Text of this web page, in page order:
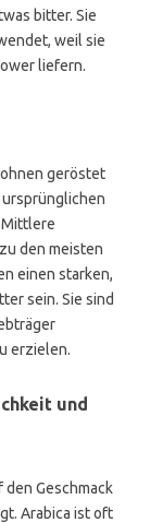
bitter. Sie
weil sie
liefern.
geröstet
Mittlere
den meisten
einen starken,
sein. Sie sind
erzielen.
und
Geschmack
Arabica ist oft